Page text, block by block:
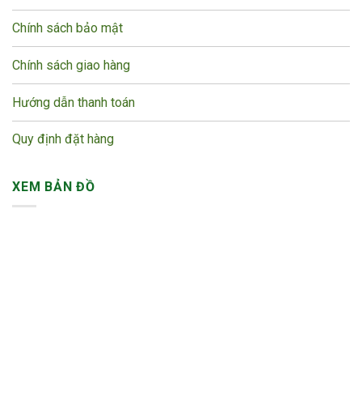
Chính sách bảo mật
Chính sách giao hàng
Hướng dẫn thanh toán
Quy định đặt hàng
XEM BẢN ĐỒ